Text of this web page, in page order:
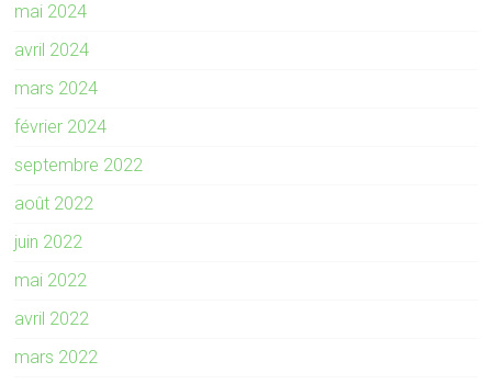
mai 2024
avril 2024
mars 2024
février 2024
septembre 2022
août 2022
juin 2022
mai 2022
avril 2022
mars 2022